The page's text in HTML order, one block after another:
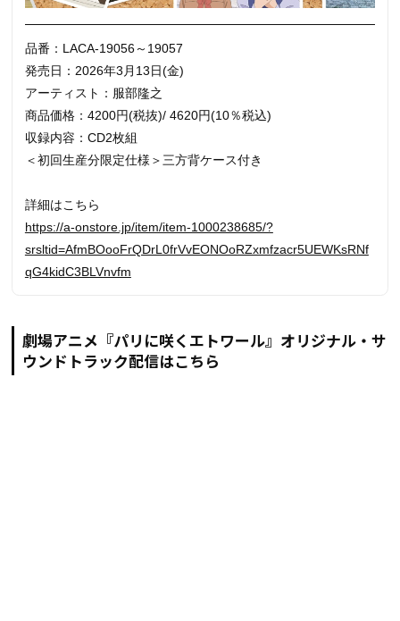
品番：LACA-19056～19057
発売日：2026年3月13日(金)
アーティスト：服部隆之
商品価格：4200円(税抜)/ 4620円(10％税込)
収録内容：CD2枚組
＜初回生産分限定仕様＞三方背ケース付き
詳細はこちら
https://a-onstore.jp/item/item-1000238685/?
srsltid=AfmBOooFrQDrL0frVvEONOoRZxmfzacr5UEWKsRNf
qG4kidC3BLVnvfm
劇場アニメ『パリに咲くエトワール』オリジナル・サ
ウンドトラック配信はこちら